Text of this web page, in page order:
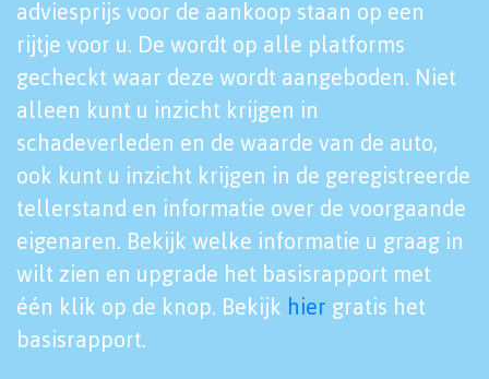
adviesprijs voor de aankoop staan op een
rijtje voor u. De wordt op alle platforms
gecheckt waar deze wordt aangeboden. Niet
alleen kunt u inzicht krijgen in
schadeverleden en de waarde van de auto,
ook kunt u inzicht krijgen in de geregistreerde
tellerstand en informatie over de voorgaande
eigenaren. Bekijk welke informatie u graag in
wilt zien en upgrade het basisrapport met
één klik op de knop. Bekijk hier gratis het
basisrapport.